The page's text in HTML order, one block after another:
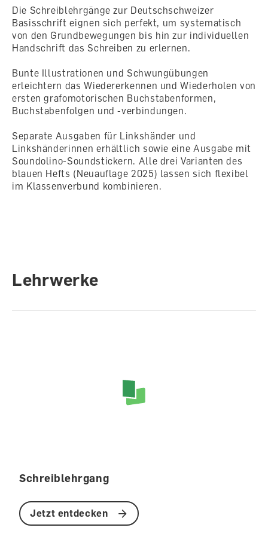
Die Schreiblehrgänge zur Deutschschweizer
Basisschrift eignen sich perfekt, um systematisch
von den Grundbewegungen bis hin zur individuellen
Handschrift das Schreiben zu erlernen.
Bunte Illustrationen und Schwungübungen
erleichtern das Wiedererkennen und Wiederholen von
ersten grafomotorischen Buchstabenformen,
Buchstabenfolgen und -verbindungen.
Separate Ausgaben für Linkshänder und
Linkshänderinnen erhältlich sowie eine Ausgabe mit
Soundolino-Soundstickern. Alle drei Varianten des
blauen Hefts (Neuauflage 2025) lassen sich flexibel
im Klassenverbund kombinieren.
Lehrwerke
Schreiblehrgang
Jetzt entdecken